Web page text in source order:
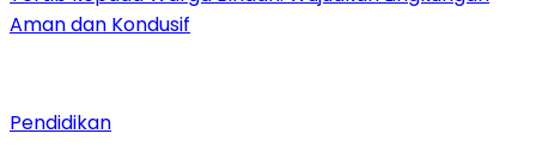
Aman dan Kondusif
Pendidikan